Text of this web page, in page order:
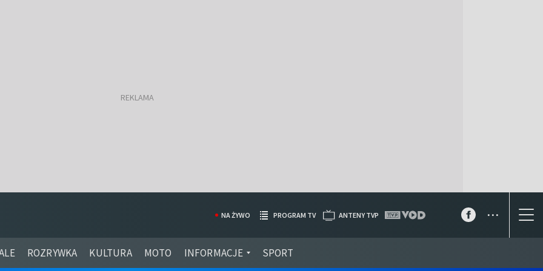
ROZRYWKA KULTURA MOTO INFORMACJE SPORT
NA ŻYWO PROGRAM TV ANTENY TVP ...